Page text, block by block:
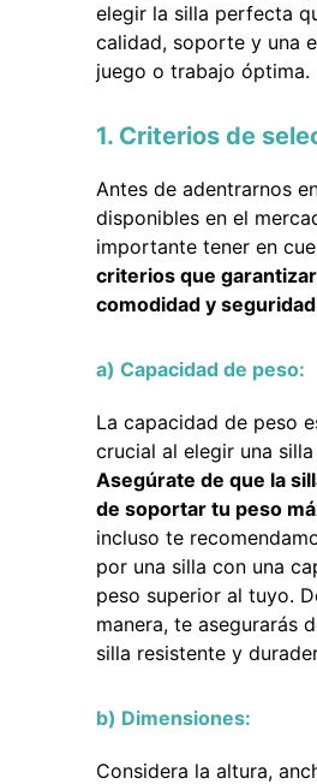
elegir la silla perfecta
calidad, soporte y una
juego o trabajo óptima.
1. Criterios de
Antes de adentrarnos
disponibles en el
importante tener en
criterios que
comodidad y seguridad
a) Capacidad de peso:
La capacidad de peso
crucial al elegir una
Asegúrate de que la
de soportar tu peso
incluso te
por una silla con una
peso superior al tuyo.
manera, te asegurarás
silla resistente y
b) Dimensiones:
Considera la altura,